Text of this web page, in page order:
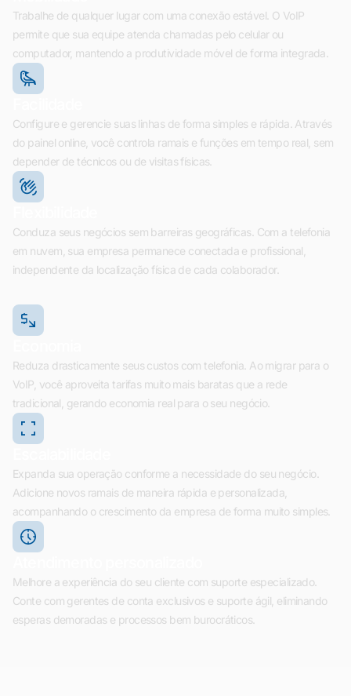
Trabalhe de qualquer lugar com uma conexão estável. O VoIP
permite que sua equipe atenda chamadas pelo celular ou
computador, mantendo a produtividade móvel de forma integrada.
Configure e gerencie suas linhas de forma simples e rápida. Através
do painel online, você controla ramais e funções em tempo real, sem
depender de técnicos ou de visitas físicas.
Conduza seus negócios sem barreiras geográficas. Com a telefonia
em nuvem, sua empresa permanece conectada e profissional,
independente da localização física de cada colaborador.
Reduza drasticamente seus custos com telefonia. Ao migrar para o
VoIP, você aproveita tarifas muito mais baratas que a rede
tradicional, gerando economia real para o seu negócio.
Expanda sua operação conforme a necessidade do seu negócio.
Adicione novos ramais de maneira rápida e personalizada,
acompanhando o crescimento da empresa de forma muito simples.
Melhore a experiência do seu cliente com suporte especializado.
Conte com gerentes de conta exclusivos e suporte ágil, eliminando
esperas demoradas e processos bem burocráticos.